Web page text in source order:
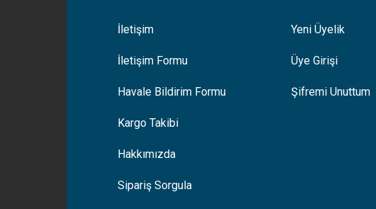
İletişim
İletişim Formu
Havale Bildirim Formu
Kargo Takibi
Hakkımızda
Sipariş Sorgula
Yeni Üyelik
Üye Girişi
Şifremi Unuttum